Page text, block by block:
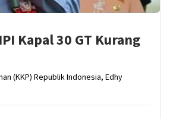
Kapal 30 GT Kurang
(KKP) Republik Indonesia, Edhy